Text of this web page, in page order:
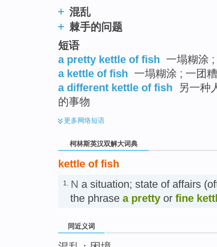
混乱
棘手的问题
短语
a pretty kettle of fish 一塌糊涂
a kettle of fish 一塌糊涂 ; 一团
a different kettle of fish
另一种
的事物
更多网络短语
柯林斯英汉双解大词典
kettle of fish
1. N a situation; state of affairs
the phrase a pretty or fine
同近义词